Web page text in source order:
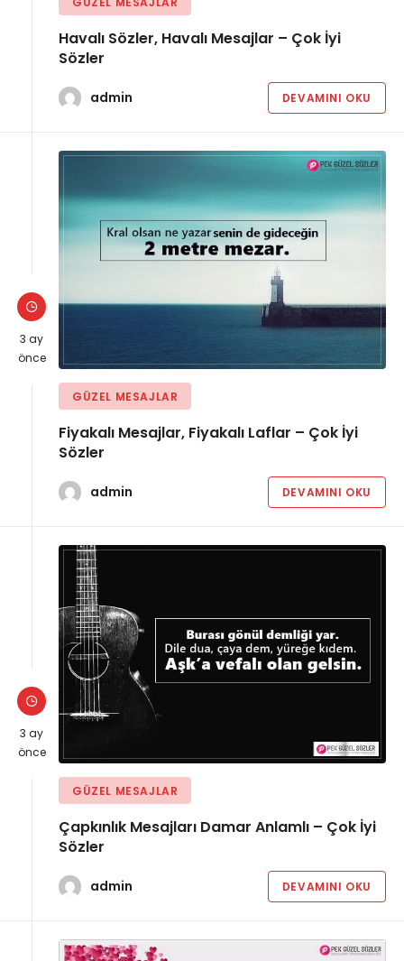
Havalı Sözler, Havalı Mesajlar – Çok İyi
Sözler
admin DEVAMINI OKU
3 ay
önce
GÜZEL MESAJLAR
Fiyakalı Mesajlar, Fiyakalı Laflar – Çok İyi
Sözler
admin DEVAMINI OKU
3 ay
önce
GÜZEL MESAJLAR
Çapkınlık Mesajları Damar Anlamlı – Çok İyi
Sözler
admin DEVAMINI OKU